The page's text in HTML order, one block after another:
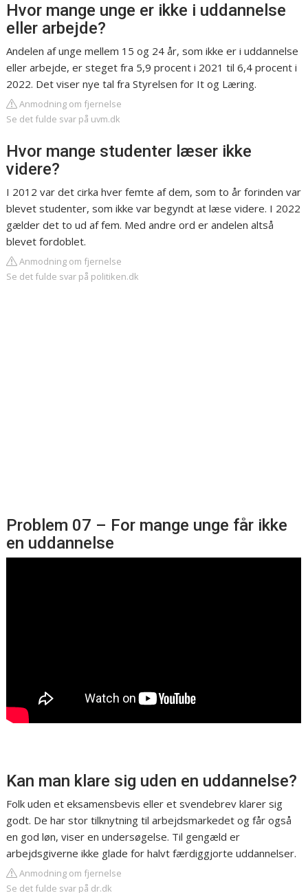
Hvor mange unge er ikke i uddannelse
eller arbejde?
Andelen af unge mellem 15 og 24 år, som ikke er i uddannelse
eller arbejde, er steget fra 5,9 procent i 2021 til 6,4 procent i
2022. Det viser nye tal fra Styrelsen for It og Læring.
Anmodning om fjernelse
Se det fulde svar på uvm.dk
Hvor mange studenter læser ikke
videre?
I 2012 var det cirka hver femte af dem, som to år forinden var
blevet studenter, som ikke var begyndt at læse videre. I 2022
gælder det to ud af fem. Med andre ord er andelen altså
blevet fordoblet.
Anmodning om fjernelse
Se det fulde svar på politiken.dk
Problem 07 – For mange unge får ikke
en uddannelse
Kan man klare sig uden en uddannelse?
Folk uden et eksamensbevis eller et svendebrev klarer sig
godt. De har stor tilknytning til arbejdsmarkedet og får også
en god løn, viser en undersøgelse. Til gengæld er
arbejdsgiverne ikke glade for halvt færdiggjorte uddannelser.
Anmodning om fjernelse
Se det fulde svar på dr.dk